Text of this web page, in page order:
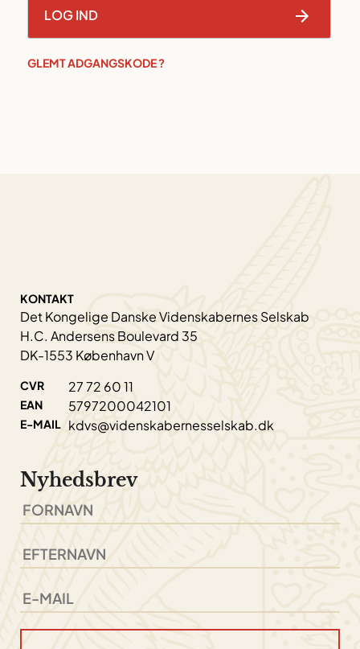
GLEMT ADGANGSKODE ?
KONTAKT
Det Kongelige Danske Videnskabernes Selskab
H.C. Andersens Boulevard 35
DK-1553 København V
CVR 27 72 60 11
EAN 5797200042101
E-MAIL kdvs@videnskabernesselskab.dk
Nyhedsbrev